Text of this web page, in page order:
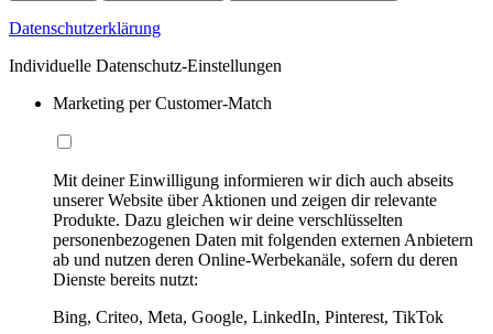
Datenschutzerklärung
Individuelle Datenschutz-Einstellungen
Marketing per Customer-Match
Mit deiner Einwilligung informieren wir dich auch abseits
unserer Website über Aktionen und zeigen dir relevante
Produkte. Dazu gleichen wir deine verschlüsselten
personenbezogenen Daten mit folgenden externen Anbietern
ab und nutzen deren Online-Werbekanäle, sofern du deren
Dienste bereits nutzt:
Bing, Criteo, Meta, Google, LinkedIn, Pinterest, TikTok